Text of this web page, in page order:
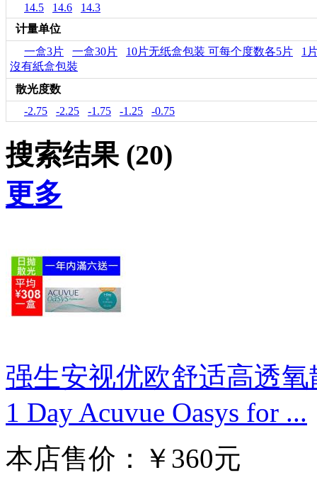
14.5
14.6
14.3
计量单位
一盒3片
一盒30片 10片无纸盒包装 可每个度数各5片
1
沒有紙盒包裝
散光度数
-2.75
-2.25 -1.75 -1.25 -0.75
搜索结果 (20)
更多
强生安视优欧舒适高透
1 Day Acuvue Oasys for ...
本店售价：￥360元